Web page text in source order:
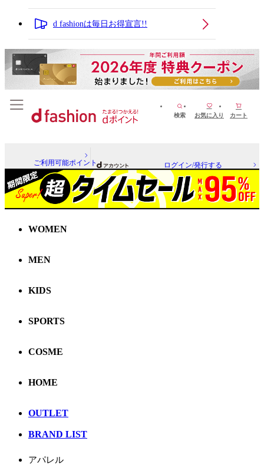
d fashionは毎日お得宣言!!
検索 お気に入り カート
ご利用可能ポイント ログイン/発行する
WOMEN
MEN
KIDS
SPORTS
COSME
HOME
OUTLET
BRAND LIST
アパレル